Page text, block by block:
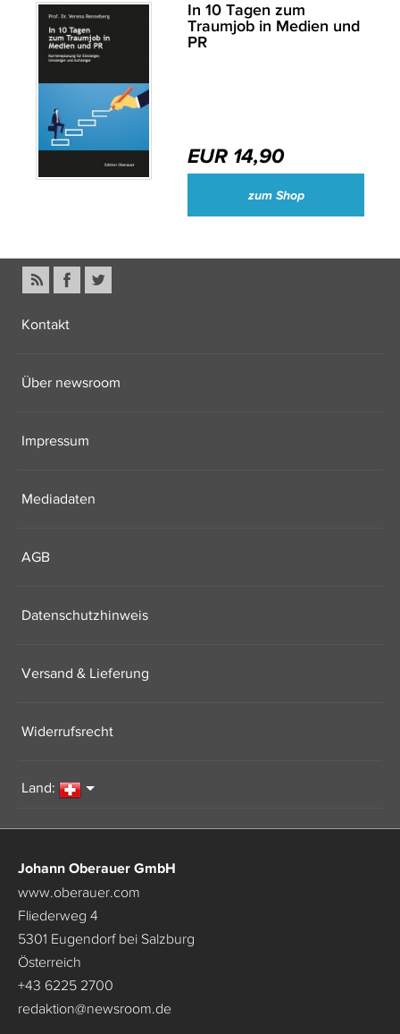
In 10 Tagen zum
Traumjob in Medien und
PR
EUR 14,90
zum Shop
Kontakt
Über newsroom
Impressum
Mediadaten
AGB
Datenschutzhinweis
Versand & Lieferung
Widerrufsrecht
Land:
Johann Oberauer GmbH
www.oberauer.com
Fliederweg 4
5301 Eugendorf bei Salzburg
Österreich
+43 6225 2700
redaktion@newsroom.de